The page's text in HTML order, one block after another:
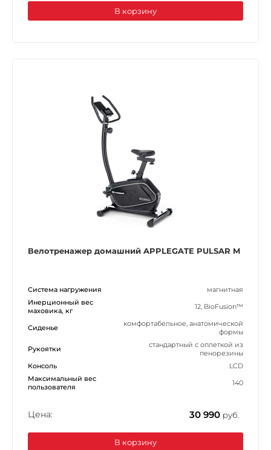
В корзину
Велотренажер домашний APPLEGATE PULSAR M
Система нагружения
магнитная
Инерционный вес
маховика, кг
12, BioFusion™
Сиденье
комфортабельное, анатомической
формы
Рукоятки
стандартный с оплеткой из
пенорезины
Консоль
LCD
Максимальный вес
пользователя
140
Цена: 30 990 руб.
В корзину